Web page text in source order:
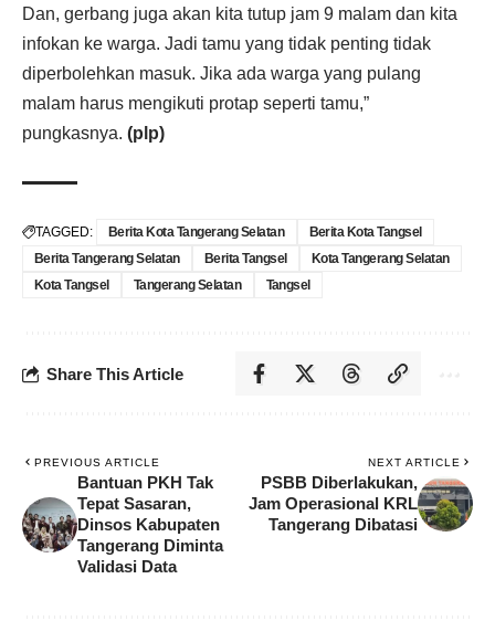
Dan, gerbang juga akan kita tutup jam 9 malam dan kita
infokan ke warga. Jadi tamu yang tidak penting tidak
diperbolehkan masuk. Jika ada warga yang pulang
malam harus mengikuti protap seperti tamu,”
pungkasnya. (plp)
TAGGED: Berita Kota Tangerang Selatan
Berita Kota Tangsel
Berita Tangerang Selatan
Berita Tangsel
Kota Tangerang Selatan
Kota Tangsel
Tangerang Selatan Tangsel
Share This Article
PREVIOUS ARTICLE
Bantuan PKH Tak
Tepat Sasaran,
Dinsos Kabupaten
Tangerang Diminta
Validasi Data
NEXT ARTICLE
PSBB Diberlakukan,
Jam Operasional KRL
Tangerang Dibatasi